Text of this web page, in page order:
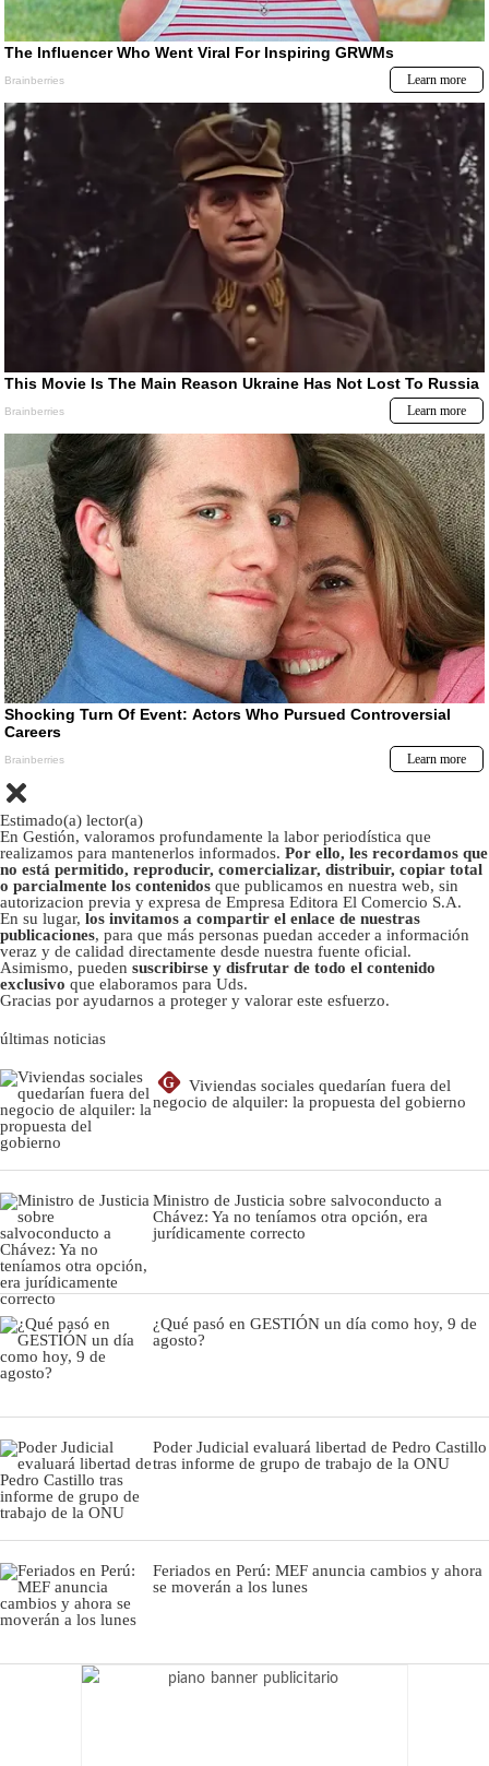
Estimado(a) lector(a)
En Gestión, valoramos profundamente la labor periodística que
realizamos para mantenerlos informados. Por ello, les recordamos que
no está permitido, reproducir, comercializar, distribuir, copiar total
o parcialmente los contenidos que publicamos en nuestra web, sin
autorizacion previa y expresa de Empresa Editora El Comercio S.A.
En su lugar, los invitamos a compartir el enlace de nuestras
publicaciones, para que más personas puedan acceder a información
veraz y de calidad directamente desde nuestra fuente oficial.
Asimismo, pueden suscribirse y disfrutar de todo el contenido
exclusivo que elaboramos para Uds.
Gracias por ayudarnos a proteger y valorar este esfuerzo.
últimas noticias
G
Viviendas sociales quedarían fuera del
negocio de alquiler: la propuesta del gobierno
Ministro de Justicia sobre salvoconducto a
Chávez: Ya no teníamos otra opción, era
jurídicamente correcto
¿Qué pasó en GESTIÓN un día como hoy, 9 de
agosto?
Poder Judicial evaluará libertad de Pedro Castillo
tras informe de grupo de trabajo de la ONU
Feriados en Perú: MEF anuncia cambios y ahora
se moverán a los lunes